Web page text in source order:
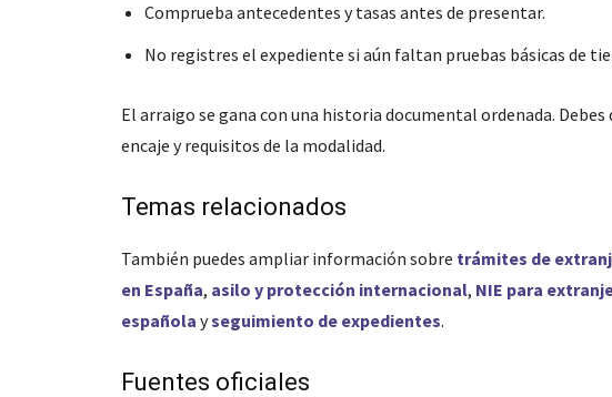
Comprueba antecedentes y tasas antes de presentar.
No registres el expediente si aún faltan pruebas básicas de
El arraigo se gana con una historia documental ordenada.
encaje y requisitos de la modalidad.
Temas relacionados
También puedes ampliar información sobre trámites de
en España, asilo y protección internacional, NIE para
española yseguimiento de expedientes.
Fuentes oficiales